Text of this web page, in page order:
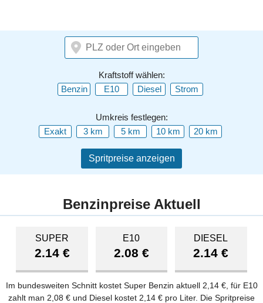
Kraftstoff wählen:
Benzin E10 Diesel Strom
Umkreis festlegen:
Exakt 3 km 5 km 10 km 20 km
Spritpreise anzeigen
Benzinpreise Aktuell
SUPER
2.14 €
E10
2.08 €
DIESEL
2.14 €
Im bundesweiten Schnitt kostet Super Benzin aktuell 2,14 €, für E10
zahlt man 2,08 € und Diesel kostet 2,14 € pro Liter. Die Spritpreise